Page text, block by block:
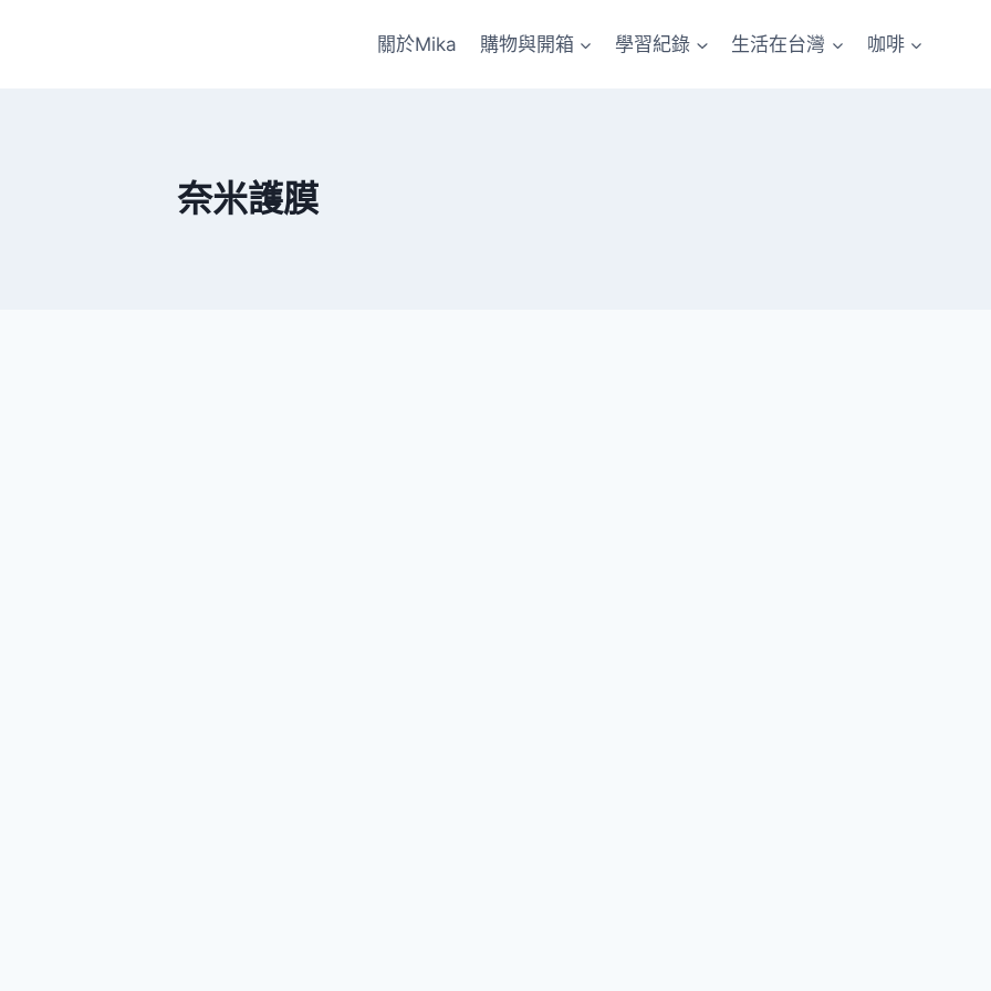
關於Mika 購物與開箱 學習紀錄 生活在台灣 咖啡
奈米護膜